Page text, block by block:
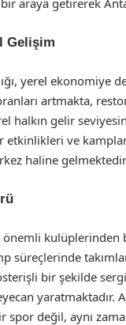
araya getirerek
Gelişim
yerel ekonomiye
artmakta,
halkın gelir
etkinlikleri ve
haline
süreçlerinde
bir şekilde
yaratmaktadır.
değil, aynı